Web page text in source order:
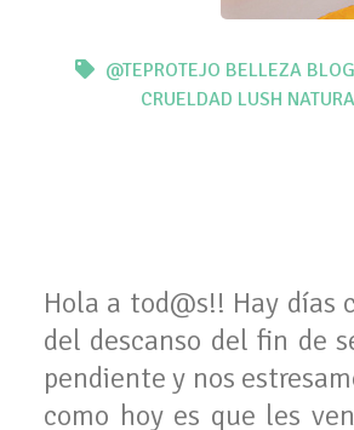
@TEPROTEJO BELLEZA
CRUELDAD LUSH
Hola a tod@s!! Hay días
del descanso del fin de
pendiente y nos
como hoy es que les